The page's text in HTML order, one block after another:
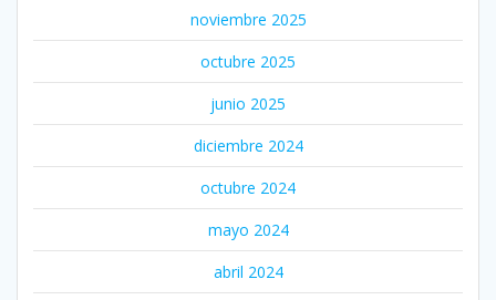
noviembre 2025
octubre 2025
junio 2025
diciembre 2024
octubre 2024
mayo 2024
abril 2024